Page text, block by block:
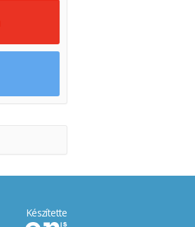
Készítette